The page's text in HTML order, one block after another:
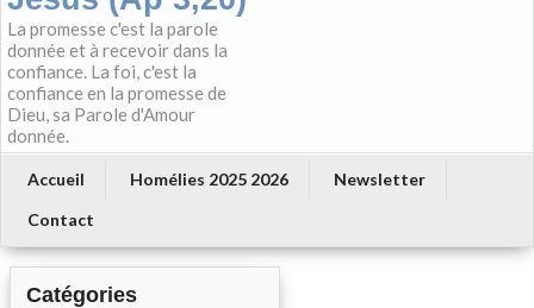
La promesse c'est la parole
donnée et à recevoir dans la
confiance. La foi, c'est la
confiance en la promesse de
Dieu, sa Parole d'Amour
donnée.
Accueil Homélies 2025 2026
Newsletter
Contact
Catégories